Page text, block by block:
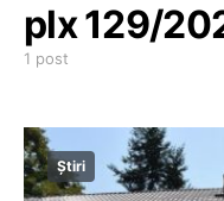
plx 129/
1 post
Știri